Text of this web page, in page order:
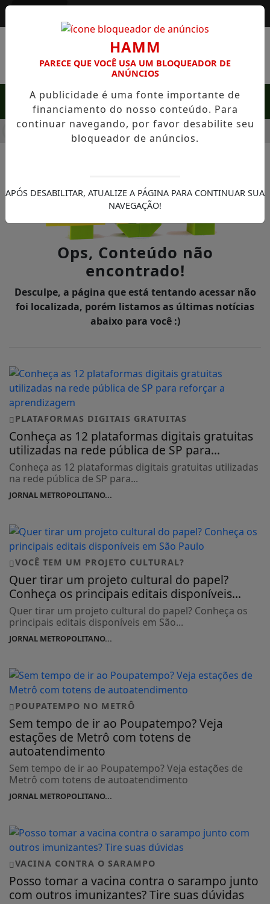
MENU
RARA EM SERRA NEGRA: FAZENDA COM 488 HECTARES
Ops, Conteúdo não
encontrado!
Desculpe, a página que está tentando acessar não
foi localizada, porém listamos as últimas notícias
abaixo para você :)
PLATAFORMAS DIGITAIS GRATUITAS
Conheça as 12 plataformas digitais gratuitas
utilizadas na rede pública de SP para...
Conheça as 12 plataformas digitais gratuitas utilizadas
na rede pública de SP para...
JORNAL METROPOLITANO...
VOCÊ TEM UM PROJETO CULTURAL?
Quer tirar um projeto cultural do papel?
Conheça os principais editais disponíveis...
Quer tirar um projeto cultural do papel? Conheça os
principais editais disponíveis em São...
JORNAL METROPOLITANO...
POUPATEMPO NO METRÔ
Sem tempo de ir ao Poupatempo? Veja
estações de Metrô com totens de
autoatendimento
Sem tempo de ir ao Poupatempo? Veja estações de
Metrô com totens de autoatendimento
JORNAL METROPOLITANO...
VACINA CONTRA O SARAMPO
Posso tomar a vacina contra o sarampo junto
com outros imunizantes? Tire suas dúvidas
HAMM
PARECE QUE VOCÊ USA UM BLOQUEADOR DE
ANÚNCIOS
A publicidade é uma fonte importante de
financiamento do nosso conteúdo. Para
continuar navegando, por favor desabilite seu
bloqueador de anúncios.
APÓS DESABILITAR, ATUALIZE A PÁGINA PARA CONTINUAR SUA
NAVEGAÇÃO!